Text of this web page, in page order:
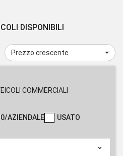
DISPONIBILI
Prezzo crescente
COMMERCIALI
AZIENDALE USATO